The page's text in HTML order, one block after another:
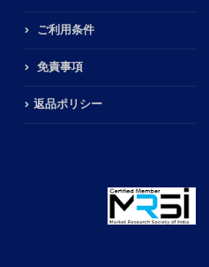
ご利用条件
免責事項
返品ポリシー